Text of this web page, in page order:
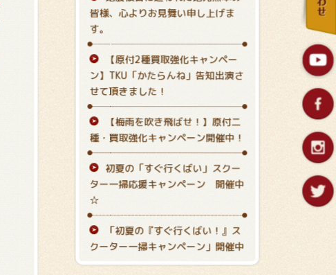
皆様、心よりお見舞い申し上げま
す。
【原付2種買取強化キャンペー
ン】TKU「かたらんね」告知出演さ
せて頂きました！
【梅雨を吹き飛ばせ！】原付二
種・買取強化キャンペーン開催中！
初夏の「すぐ行くばい 」スクー
ター一掃応援キャンペーン 開催中
☆
「初夏の『すぐ行くばい！』ス
クーター一掃キャンペーン」開催中